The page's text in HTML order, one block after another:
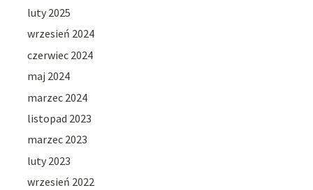
luty 2025
wrzesień 2024
czerwiec 2024
maj 2024
marzec 2024
listopad 2023
marzec 2023
luty 2023
wrzesień 2022